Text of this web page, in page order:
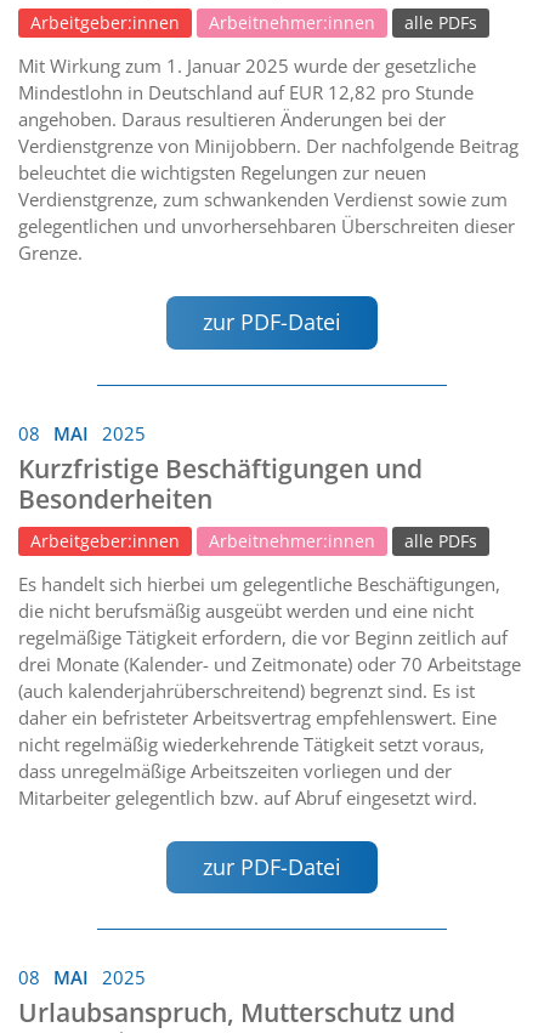
Arbeitgeber:innen Arbeitnehmer:innen alle PDFs
Mit Wirkung zum 1. Januar 2025 wurde der gesetzliche
Mindestlohn in Deutschland auf EUR 12,82 pro Stunde
angehoben. Daraus resultieren Änderungen bei der
Verdienstgrenze von Minijobbern. Der nachfolgende Beitrag
beleuchtet die wichtigsten Regelungen zur neuen
Verdienstgrenze, zum schwankenden Verdienst sowie zum
gelegentlichen und unvorhersehbaren Überschreiten dieser
Grenze.
zur PDF-Datei
08 MAI 2025
Kurzfristige Beschäftigungen und
Besonderheiten
Arbeitgeber:innen Arbeitnehmer:innen alle PDFs
Es handelt sich hierbei um gelegentliche Beschäftigungen,
die nicht berufsmäßig ausgeübt werden und eine nicht
regelmäßige Tätigkeit erfordern, die vor Beginn zeitlich auf
drei Monate (Kalender- und Zeitmonate) oder 70 Arbeitstage
(auch kalenderjahrüberschreitend) begrenzt sind. Es ist
daher ein befristeter Arbeitsvertrag empfehlenswert. Eine
nicht regelmäßig wiederkehrende Tätigkeit setzt voraus,
dass unregelmäßige Arbeitszeiten vorliegen und der
Mitarbeiter gelegentlich bzw. auf Abruf eingesetzt wird.
zur PDF-Datei
08 MAI 2025
Urlaubsanspruch, Mutterschutz und